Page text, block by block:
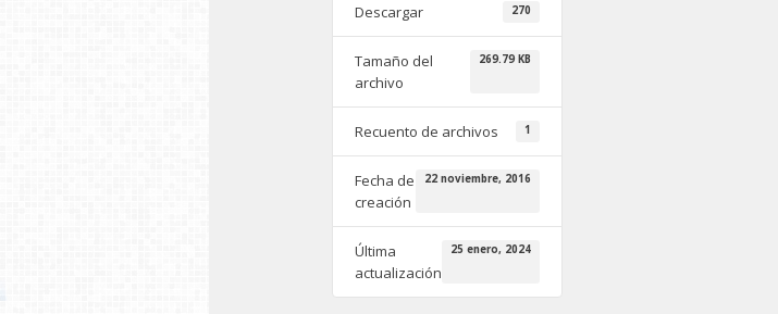
Descargar 270
Tamaño del
archivo
269.79 KB
Recuento de archivos 1
Fecha de
creación
22 noviembre, 2016
Última
actualización
25 enero, 2024